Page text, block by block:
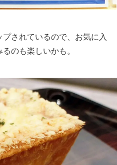
されているので、お気に入
のも楽しいかも。